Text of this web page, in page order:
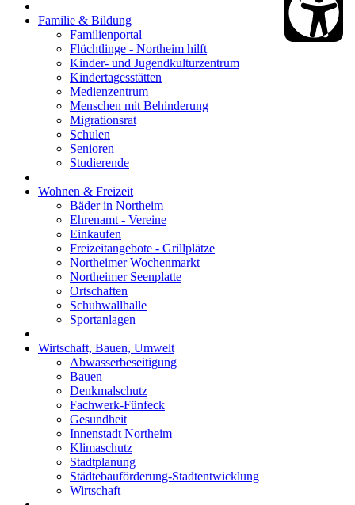
Familie & Bildung
Familienportal
Flüchtlinge - Northeim hilft
Kinder- und Jugendkulturzentrum
Kindertagesstätten
Medienzentrum
Menschen mit Behinderung
Migrationsrat
Schulen
Senioren
Studierende
Wohnen & Freizeit
Bäder in Northeim
Ehrenamt - Vereine
Einkaufen
Freizeitangebote - Grillplätze
Northeimer Wochenmarkt
Northeimer Seenplatte
Ortschaften
Schuhwallhalle
Sportanlagen
Wirtschaft, Bauen, Umwelt
Abwasserbeseitigung
Bauen
Denkmalschutz
Fachwerk-Fünfeck
Gesundheit
Innenstadt Northeim
Klimaschutz
Stadtplanung
Städtebauförderung-Stadtentwicklung
Wirtschaft